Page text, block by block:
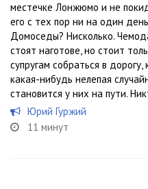
местечке Лонжюмо и не
его с тех пор ни на один
Домоседы? Нисколько.
стоят наготове, но стоит
супругам собраться в дорогу,
какая-нибудь нелепая
становится у них на пути.
Юрий Гуржий
11 минут